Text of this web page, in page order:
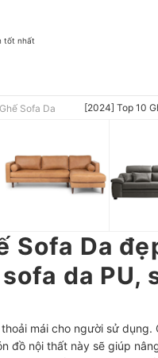
tốt nhất
Ghế Sofa Da [2024] Top 10
Sofa Da
da PU,
mái cho người sử
đồ nội thất này sẽ giúp